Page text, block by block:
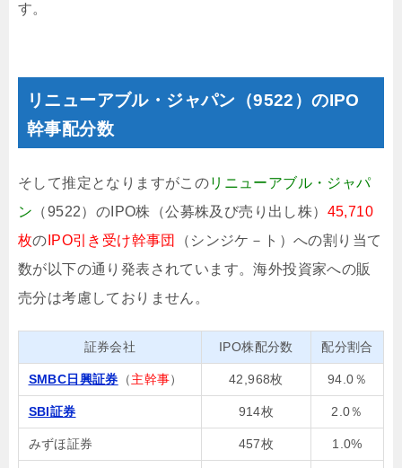
す。
リニューアブル・ジャパン（9522）のIPO
幹事配分数
そして推定となりますがこのリニューアブル・ジャパ
ン （9522）のIPO株（公募株及び売り出し株） 45,710
枚の IPO引き受け幹事団
（シンジケ－ト）への割り当て
数が以下の通り発表されています。海外投資家への販
売分は考慮しておりません。
証券会社 IPO株配分数 配分割合
SMBC日興証券 （主幹事） 42,968枚 94.0％
SBI証券 914枚 2.0％
みずほ証券 457枚 1.0%